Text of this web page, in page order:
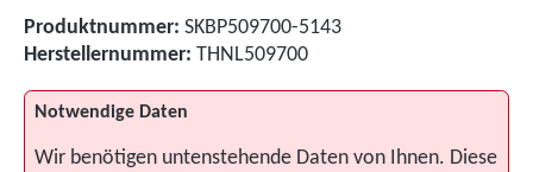
Produktnummer: SKBP509700-5143
Herstellernummer: THNL509700
Notwendige Daten
Wir benötigen untenstehende Daten von Ihnen. Diese